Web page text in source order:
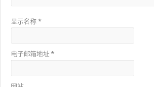
显示名称*
电子邮箱地址*